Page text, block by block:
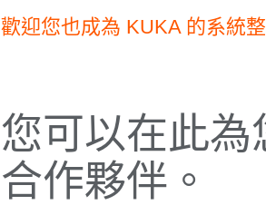
歡迎您也成為 KUKA 的系統
您可以在此
合作夥伴。